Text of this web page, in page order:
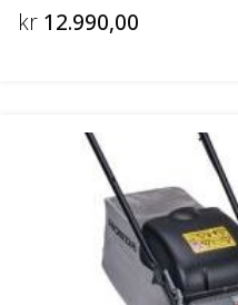
kr 12.990,00